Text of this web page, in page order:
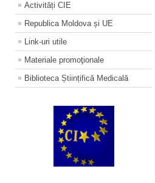
Activități CIE
Republica Moldova și UE
Link-uri utile
Materiale promoţionale
Biblioteca Științifică Medicală